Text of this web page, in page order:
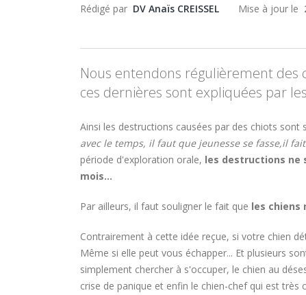
Rédigé par DV Anaïs CREISSEL Mise à jour le
Nous entendons régulièrement des
ces dernières sont expliquées par
Ainsi les destructions causées par des chiots
avec le temps, il faut que jeunesse se fasse,il
période d'exploration orale, les destructions ne
mois...
Par ailleurs, il faut souligner le fait que les chiens
Contrairement à cette idée reçue, si votre chien
Même si elle peut vous échapper... Et plusieurs
simplement chercher à s'occuper, le chien au
crise de panique et enfin le chien-chef qui est